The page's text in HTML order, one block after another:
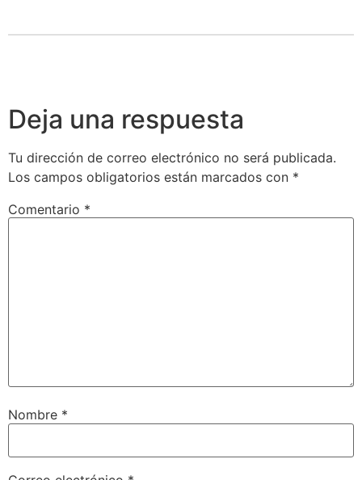
Deja una respuesta
Tu dirección de correo electrónico no será publicada.
Los campos obligatorios están marcados con *
Comentario *
Nombre *